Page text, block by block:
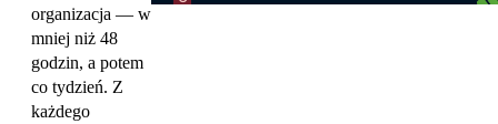
organizacja — w
mniej niż 48
godzin, a potem
co tydzień. Z
każdego